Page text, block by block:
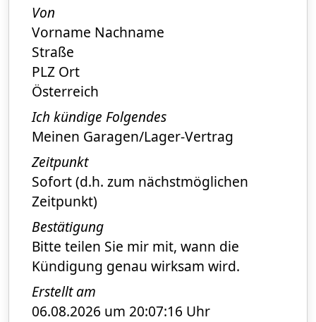
Von
Vorname Nachname
Straße
PLZ Ort
Österreich
Ich kündige Folgendes
Meinen Garagen/Lager-Vertrag
Zeitpunkt
Sofort (d.h. zum nächstmöglichen
Zeitpunkt)
Bestätigung
Bitte teilen Sie mir mit, wann die
Kündigung genau wirksam wird.
Erstellt am
06.08.2026 um 20:07:16 Uhr